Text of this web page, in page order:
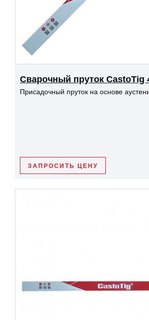
Сварочный пруток CastoTig
Присадочный пруток на основе
ЗАПРОСИТЬ ЦЕНУ